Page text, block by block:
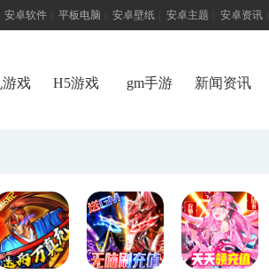
安卓软件 平板电脑 安卓壁纸 安卓主题 安卓资讯
戏 H5游戏 gm手游 新闻资讯